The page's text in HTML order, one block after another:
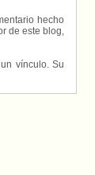
hecho
de este blog,
vínculo. Su